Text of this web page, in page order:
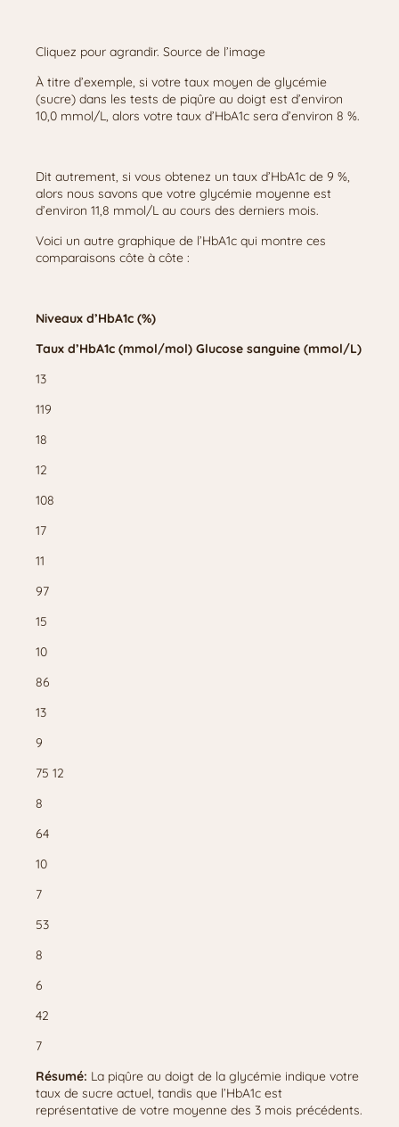
Cliquez pour agrandir. Source de l’image
À titre d’exemple, si votre taux moyen de glycémie
(sucre) dans les tests de piqûre au doigt est d’environ
10,0 mmol/L, alors votre taux d’HbA1c sera d’environ 8 %.
Dit autrement, si vous obtenez un taux d’HbA1c de 9 %,
alors nous savons que votre glycémie moyenne est
d’environ 11,8 mmol/L au cours des derniers mois.
Voici un autre graphique de l’HbA1c qui montre ces
comparaisons côte à côte :
Niveaux d’HbA1c (%)
Taux d’HbA1c (mmol/mol) Glucose sanguine (mmol/L)
13
119
18
12
108
17
11
97
15
10
86
13
9
75 12
8
64
10
7
53
8
6
42
7
Résumé: La piqûre au doigt de la glycémie indique votre
taux de sucre actuel, tandis que l’HbA1c est
représentative de votre moyenne des 3 mois précédents.